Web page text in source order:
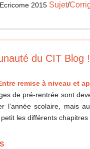
2015 Sujet/
du CIT Blog !
remise à niveau et
de pré-rentrée sont
l’année scolaire, mais
les différents chapitres